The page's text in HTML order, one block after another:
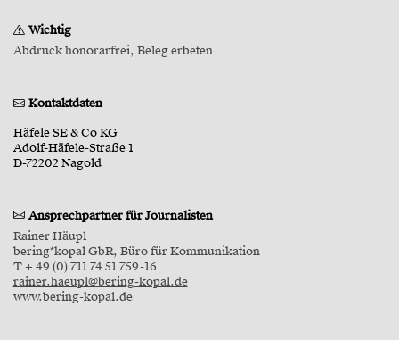
Wichtig
Abdruck honorarfrei, Beleg erbeten
Kontaktdaten
Häfele SE & Co KG
Adolf-Häfele-Straße 1
D-72202 Nagold
Ansprechpartner für Journalisten
Rainer Häupl
bering*kopal GbR, Büro für Kommunikation
T + 49 (0) 711 74 51 759-16
rainer.haeupl@bering-kopal.de
www.bering-kopal.de